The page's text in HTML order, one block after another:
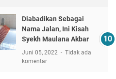
Diabadikan Sebagai
Nama Jalan, Ini Kisah
Syekh Maulana Akbar
Juni 05, 2022
Tidak ada
komentar